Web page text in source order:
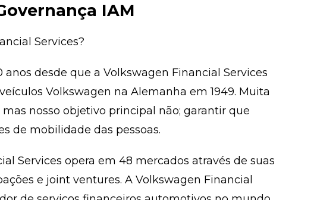
IAM
Services?
anos desde que a Volkswagen Financial Services
Volkswagen na Alemanha em 1949. Muita
nosso objetivo principal não; garantir que
de mobilidade das pessoas.
Services opera em 48 mercados através de suas
e joint ventures. A Volkswagen Financial